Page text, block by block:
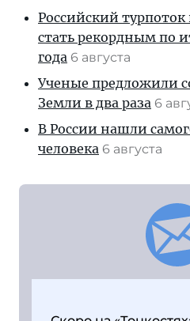
Российский
стать рекордным по
года 6 августа
Ученые предложили
Земли в два раза 6
В России нашли
человека 6 августа